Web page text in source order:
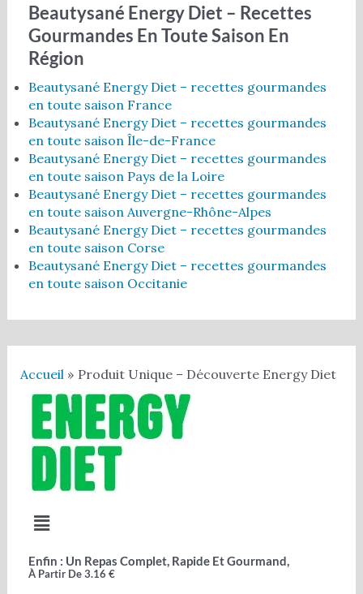
Beautysané Energy Diet – Recettes
Gourmandes En Toute Saison En
Région
Beautysané Energy Diet – recettes gourmandes
en toute saison France
Beautysané Energy Diet – recettes gourmandes
en toute saison Île-de-France
Beautysané Energy Diet – recettes gourmandes
en toute saison Pays de la Loire
Beautysané Energy Diet – recettes gourmandes
en toute saison Auvergne-Rhône-Alpes
Beautysané Energy Diet – recettes gourmandes
en toute saison Corse
Beautysané Energy Diet – recettes gourmandes
en toute saison Occitanie
Accueil Produit Unique – Découverte Energy Diet
Menu
Enfin : Un Repas Complet, Rapide Et Gourmand,
À Partir De 3.16 €